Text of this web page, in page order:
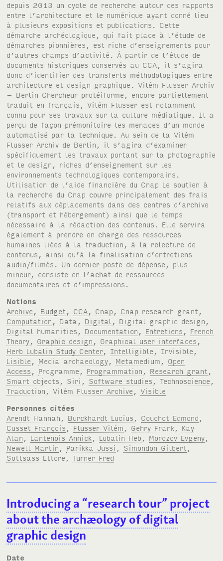
depuis 2013 un cycle de recherche autour des rapports
entre l’architecture et le numérique ayant donné lieu
à plusieurs expositions et publications. Cette
démarche archéologique, qui fait place à l’étude de
démarches pionnières, est riche d’enseignements pour
d’autres champs d’activité. À partir de l’étude de
documents historiques conservés au CCA, il s’agira
donc d’identifier des transferts méthodologiques entre
architecture et design graphique. Vilém Flusser Archiv
– Berlin Chercheur protéiforme, encore partiellement
traduit en français, Vilém Flusser est notamment
connu pour ses travaux sur la culture médiatique. Il a
perçu de façon prémonitoire les menaces d’un monde
automatisé par la technique. Au sein de la Vilém
Flusser Archiv de Berlin, il s’agira d’examiner
spécifiquement les travaux portant sur la photographie
et le design, riches d’enseignement sur les
environnements technologiques contemporains.
Utilisation de l’aide financière du Cnap Le soutien à
la recherche du Cnap couvre principalement des frais
relatifs aux déplacements dans des centres d’archive
(transport et hébergement) ainsi que le temps
nécessaire à la rédaction des contenus. Elle servira
également à prendre en charge des ressources
humaines liées à la traduction, à la relecture de
contenus, ainsi qu’à la finalisation d’entretiens
audio/filmés. Un dernier poste de dépense, plus
mineur, consiste en l’achat de ressources
documentaires et d’impressions.
Notions
Archive
Budget CCA Cnap Cnap research grant
Computation
Data Digital Digital graphic design
Digital humanities
Documentation Entretiens
French
Theory
Graphic design Graphical user interfaces
Herb Lubalin Study Center, Intelligible Invisible
Lisible
Media archaeology Metamedium
Open
Access
Programme Programmation Research grant
Smart objects
Siri Software studies ,Technoscience
Traduction ,Vilém Flusser Archive ,Visible
Personnes citées
Arendt Hannah
Burckhardt Lucius Couchot Edmond
Cusset François
Flusser Vilém Gehry Frank
Kay
Alan
Lantenois Annick Lubalin Heb Morozov Evgeny
Newell Martin
Parikka Jussi Simondon Gilbert
Sottsass Ettore ,Turner Fred
Introducing a “research tour” project
about the archæology of digital
graphic design
Date